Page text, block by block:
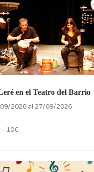
en el Teatro del Barrio
2026 al 27/09/2026
10€